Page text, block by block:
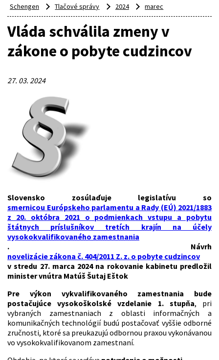
Schengen Tlačové správy 2024 marec
Vláda schválila zmeny v
zákone o pobyte cudzincov
27. 03. 2024
Slovensko zosúlaďuje legislatívu so
smernicou Európskeho parlamentu a Rady (EÚ) 2021/1883
z 20. októbra 2021 o podmienkach vstupu a pobytu
štátnych príslušníkov tretích krajín na účely
vysokokvalifikovaného zamestnania
. Návrh
novelizácie zákona č. 404/2011 Z. z. o pobyte cudzincov
v stredu 27. marca 2024 na rokovanie kabinetu predložil
minister vnútra Matúš Šutaj Eštok
Pre výkon vykvalifikovaného zamestnania bude
postačujúce vysokoškolské vzdelanie 1. stupňa, pri
vybraných zamestnaniach z oblasti informačných a
komunikačných technológií budú postačovať vyššie odborné
zručnosti, ktoré sa preukazujú odbornou praxou vykonávanou
vo vysokokvalifikovanom zamestnaní.